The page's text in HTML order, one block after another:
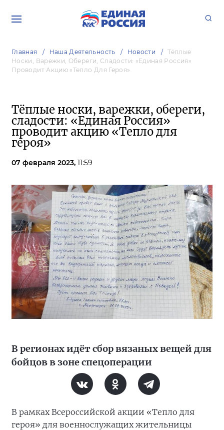
Главная Наша Деятельность Новости
Тёплые
Носки, Варежки, Обереги, Сладости: «Единая Россия»
Проводит Акцию «Тепло Для Героя»
Тёплые носки, варежки, обереги,
сладости: «Единая Россия»
проводит акцию «Тепло для
героя»
07 февраля 2023, 11:59
В регионах идёт сбор вязаных вещей для
бойцов в зоне спецоперации
В рамках Всероссийской акции «Тепло для
героя» для военнослужащих жительницы